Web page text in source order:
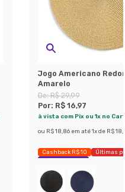
Jogo Americano
Amarelo
De:R$ 29,99
Por: R$ 16,97
à vista com Pix ou 1x no
ou R$ 18,86 em até 1x de R$
Cashback R$ 10
Últimas
Economize 43%